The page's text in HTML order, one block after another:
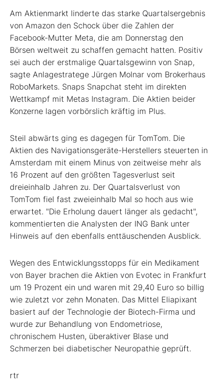
Am Aktienmarkt linderte das starke Quartalsergebnis
von Amazon den Schock über die Zahlen der
Facebook-Mutter Meta, die am Donnerstag den
Börsen weltweit zu schaffen gemacht hatten. Positiv
sei auch der erstmalige Quartalsgewinn von Snap,
sagte Anlagestratege Jürgen Molnar vom Brokerhaus
RoboMarkets. Snaps Snapchat steht im direkten
Wettkampf mit Metas Instagram. Die Aktien beider
Konzerne lagen vorbörslich kräftig im Plus.
Steil abwärts ging es dagegen für TomTom. Die
Aktien des Navigationsgeräte-Herstellers steuerten in
Amsterdam mit einem Minus von zeitweise mehr als
16 Prozent auf den größten Tagesverlust seit
dreieinhalb Jahren zu. Der Quartalsverlust von
TomTom fiel fast zweieinhalb Mal so hoch aus wie
erwartet. "Die Erholung dauert länger als gedacht",
kommentierten die Analysten der ING Bank unter
Hinweis auf den ebenfalls enttäuschenden Ausblick.
Wegen des Entwicklungsstopps für ein Medikament
von Bayer brachen die Aktien von Evotec in Frankfurt
um 19 Prozent ein und waren mit 29,40 Euro so billig
wie zuletzt vor zehn Monaten. Das Mittel Eliapixant
basiert auf der Technologie der Biotech-Firma und
wurde zur Behandlung von Endometriose,
chronischem Husten, überaktiver Blase und
Schmerzen bei diabetischer Neuropathie geprüft.
rtr